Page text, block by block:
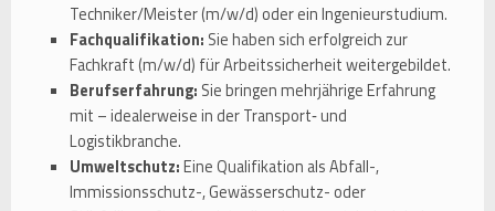
Techniker/Meister (m/w/d) oder ein Ingenieurstudium.
Fachqualifikation: Sie haben sich erfolgreich zur
Fachkraft (m/w/d) für Arbeitssicherheit weitergebildet.
Berufserfahrung: Sie bringen mehrjährige Erfahrung
mit – idealerweise in der Transport‑ und
Logistikbranche.
Umweltschutz:Eine Qualifikation als Abfall-,
Immissionsschutz-, Gewässerschutz- oder